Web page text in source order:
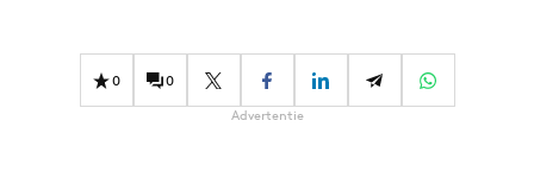
Effectiviteit
Gedragsverandering
0 0
Advertentie